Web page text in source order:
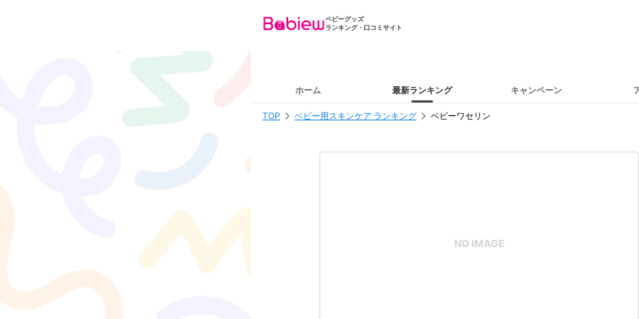
ベビーグッズ
ランキング・口コミサイト
ホーム 最新ランキング キャンペーン
TOP ベビー用スキンケア ランキング ベビーワセリン
NO IMAGE